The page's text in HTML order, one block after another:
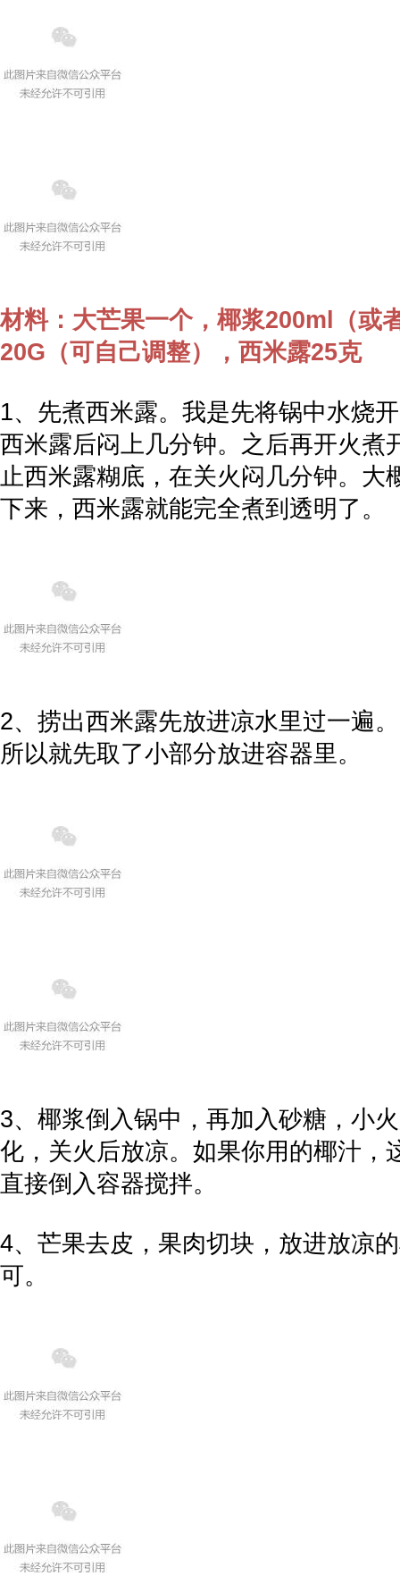
材料：大芒果一个，椰浆200ml（或
20G（可自己调整），西米露25克
1、先煮西米露。我是先将锅中水烧
西米露后闷上几分钟。之后再开火煮
止西米露糊底，在关火闷几分钟。大
下来，西米露就能完全煮到透明了。
2、捞出西米露先放进凉水里过一遍
所以就先取了小部分放进容器里。
3、椰浆倒入锅中，再加入砂糖，小
化，关火后放凉。如果你用的椰汁，
直接倒入容器搅拌。
4、芒果去皮，果肉切块，放进放凉
可。